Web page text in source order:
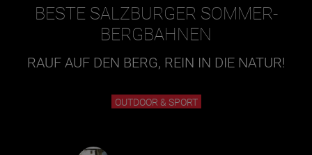
BEITRÄGE IN MEINER NÄHE ANZEIGEN
BESTE SALZBURGER SOMMER-
BERGBAHNEN
RAUF AUF DEN BERG, REIN IN DIE NATUR!
OUTDOOR & SPORT